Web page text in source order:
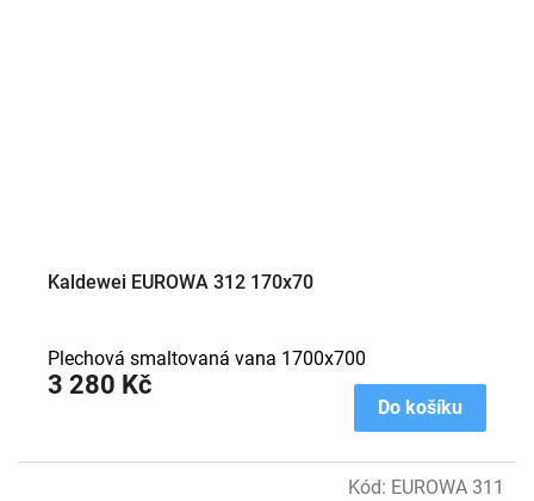
Kaldewei EUROWA 312 170x70
3 280 Kč
Do košíku
Plechová smaltovaná vana 1700x700
Kód: EUROWA 311